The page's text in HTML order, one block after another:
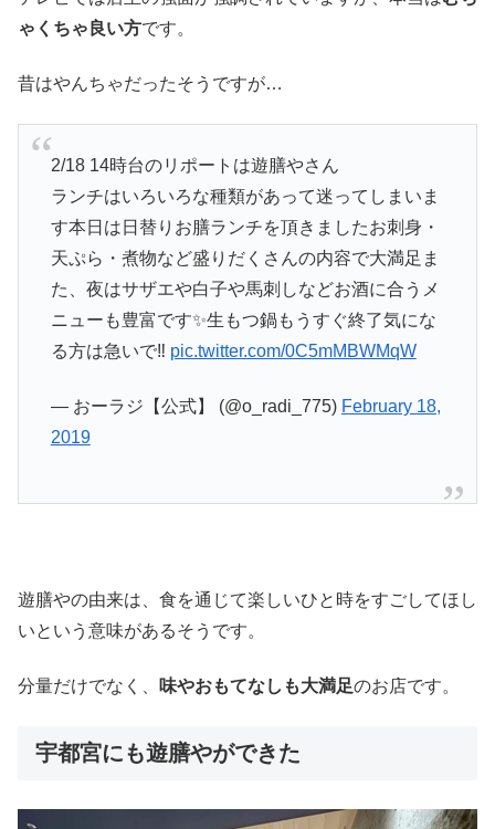
ゃくちゃ良い方です。
昔はやんちゃだったそうですが…
2/18 14時台のリポートは遊膳やさん
ランチはいろいろな種類があって迷ってしまいま
す本日は日替りお膳ランチを頂きましたお刺身・
天ぷら・煮物など盛りだくさんの内容で大満足ま
た、夜はサザエや白子や馬刺しなどお酒に合うメ
ニューも豊富です✨生もつ鍋もうすぐ終了気にな
る方は急いで‼️ pic.twitter.com/0C5mMBWMqW
— おーラジ【公式】 (@o_radi_775) February 18,
2019
遊膳やの由来は、食を通じて楽しいひと時をすごしてほし
いという意味があるそうです。
分量だけでなく、 味やおもてなしも大満足のお店です。
宇都宮にも遊膳やができた